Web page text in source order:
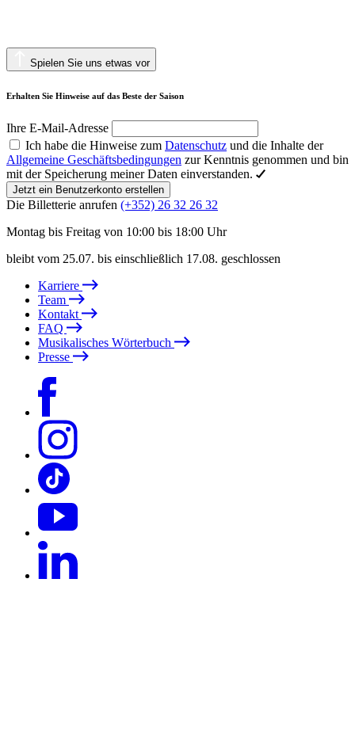
Spielen Sie uns etwas vor
Erhalten Sie Hinweise auf das Beste der Saison
Ihre E-Mail-Adresse
Ich habe die Hinweise zum Datenschutz und die Inhalte der
Allgemeine Geschäftsbedingungen zur Kenntnis genommen und bin
mit der Speicherung meiner Daten einverstanden.
Jetzt ein Benutzerkonto erstellen
Die Billetterie anrufen (+352) 26 32 26 32
Montag bis Freitag von 10:00 bis 18:00 Uhr
bleibt vom 25.07. bis einschließlich 17.08. geschlossen
Karriere
Team
Kontakt
FAQ
Musikalisches Wörterbuch
Presse